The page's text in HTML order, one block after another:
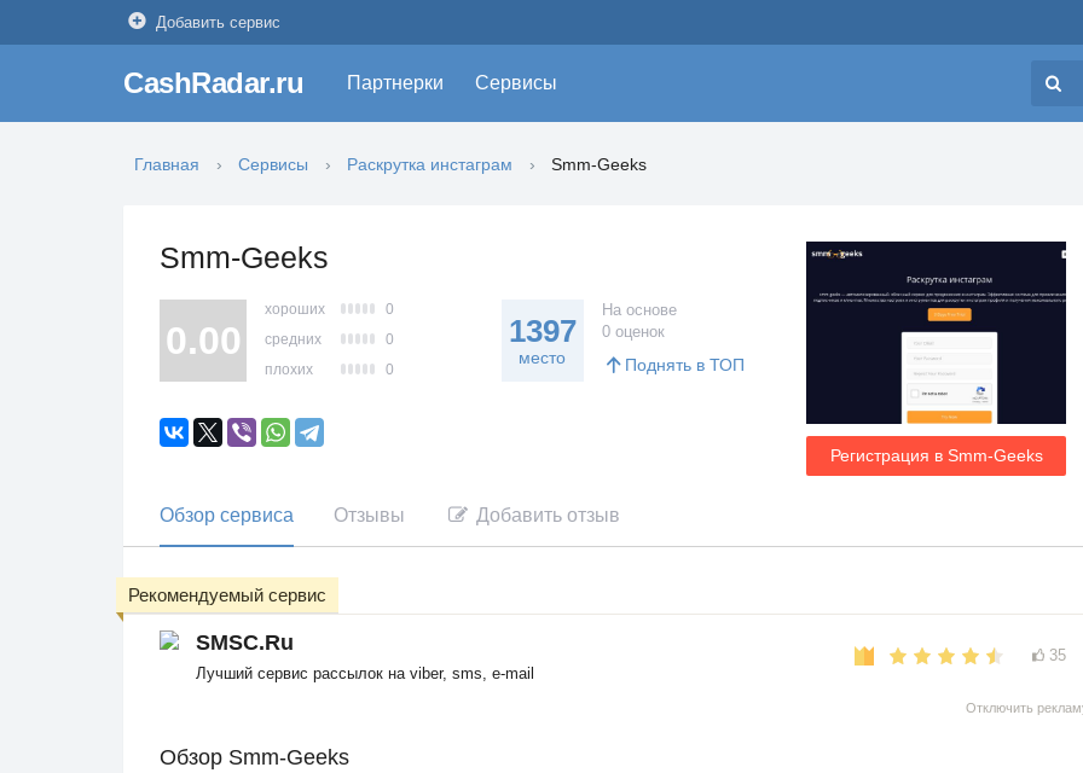
Добавить сервис
CashRadar.ru Партнерки Сервисы
Главная Сервисы Раскрутка инстаграм Smm-Geeks
Smm-Geeks
Регистрация в Smm-Geeks
0.00
хороших
0
средних
0
плохих
0
1397
место
На основе
0 оценок
Поднять в ТОП
Обзор сервиса Отзывы Добавить отзыв
SMSC.Ru
Лучший сервис рассылок на viber, sms, e-mail
35
Рекомендуемый сервис
Отключить
Обзор Smm-Geeks